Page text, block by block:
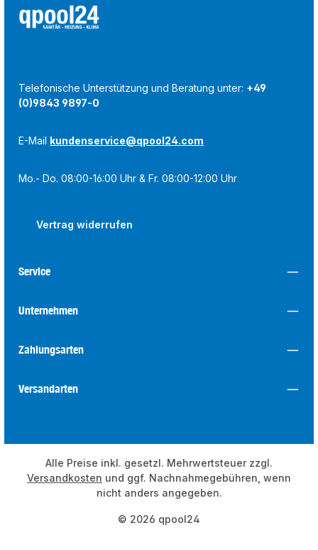
Telefonische Unterstützung und Beratung unter: +49
(0)9843 9897-0
E-Mail kundenservice@qpool24.com
Mo.- Do. 08:00-16:00 Uhr & Fr. 08:00-12:00 Uhr
Vertrag widerrufen
Service
Unternehmen
Zahlungsarten
Versandarten
© 2026 qpool24
Alle Preise inkl. gesetzl. Mehrwertsteuer zzgl.
Versandkosten und ggf. Nachnahmegebühren, wenn
nicht anders angegeben.